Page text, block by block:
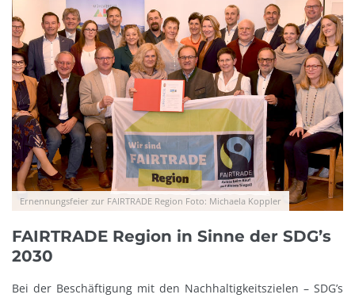
Ernennungsfeier zur FAIRTRADE Region Foto: Michaela Koppler
FAIRTRADE Region in Sinne der SDG’s
2030
Bei der Beschäftigung mit den Nachhaltigkeitszielen – SDG’s